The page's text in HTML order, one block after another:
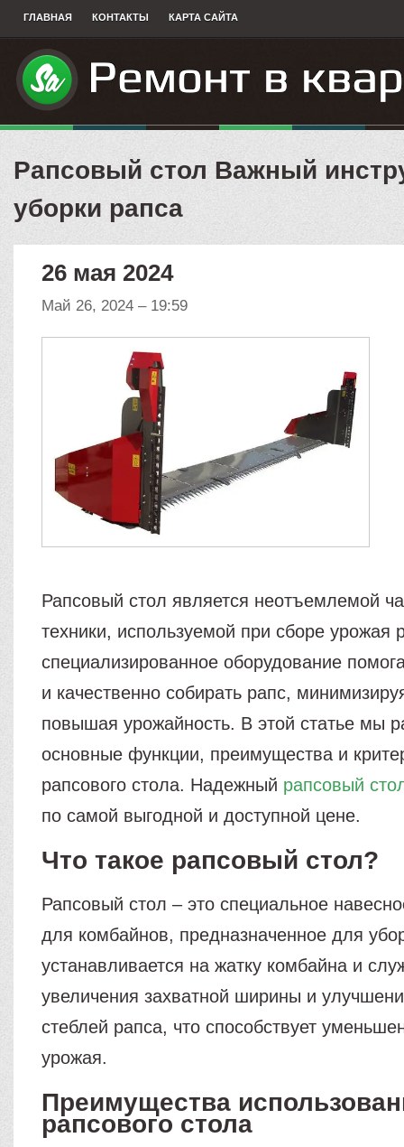
ГЛАВНАЯ КОНТАКТЫ КАРТА САЙТА
Рапсовый стол Важный
уборки рапса
26 мая 2024
Май 26, 2024 – 19:59
Рапсовый стол является неотъемлемой
техники, используемой при сборе урожая
специализированное оборудование
и качественно собирать рапс,
повышая урожайность. В этой статье мы
основные функции, преимущества и
рапсового стола. Надежный рапсовый
по самой выгодной и доступной цене.
Что такое рапсовый стол?
Рапсовый стол – это специальное
для комбайнов, предназначенное для
устанавливается на жатку комбайна и
увеличения захватной ширины и
стеблей рапса, что способствует
урожая.
Преимущества
рапсового стола